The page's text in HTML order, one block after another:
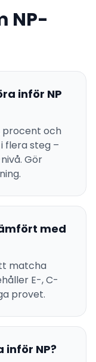
NP-
inför NP
procent och
flera steg –
Gör
med
matcha
E-, C-
provet.
NP?